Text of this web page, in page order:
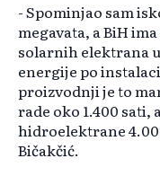
- Spominjao sam
megavata, a BiH
solarnih elektrana
energije po
proizvodnji je to
rade oko 1.400
hidroelektrane
Bičakčić.